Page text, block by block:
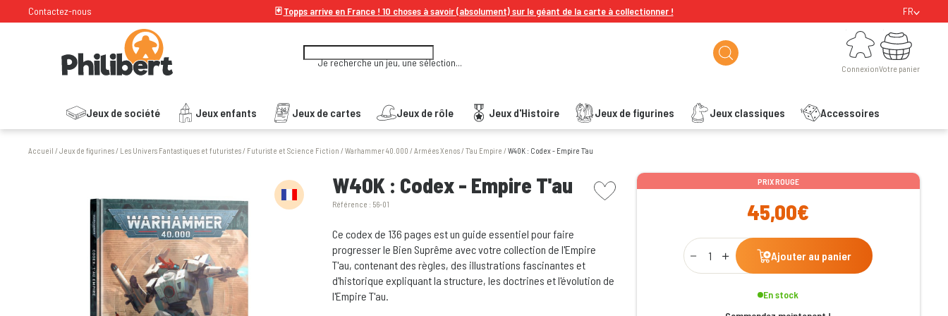
Contactez-nous 🃏Topps arrive en France ! 10 choses à savoir (absolument) sur le géant de la carte à collectionner ! FR
Je recherche un jeu, une sélection...
Connexion
Connexion
Jeux de société Jeux enfants Jeux de cartes Jeux de rôle Jeux d'Histoire Jeux de figurines Jeux classiques Accessoires
Votre panier
Votre panier
Accueil /Jeux de figurines/ Les Univers Fantastiques et futuristes/ Futuriste et Science Fiction /Warhammer 40.000 /Armées Xenos/T'au Empire /W40K : Codex - Empire T'au
W40K : Codex - Empire T'au
Référence : 56-01
picto wishlist
Ce codex de 136 pages est un guide essentiel pour faire
progresser le Bien Suprême avec votre collection de l'Empire
T'au, contenant des règles, des illustrations fascinantes et
d'historique expliquant la structure, les doctrines et l'évolution de
l'Empire T'au.
PRIX ROUGE
45,00€
Qty
Ajouter au panier
En stock